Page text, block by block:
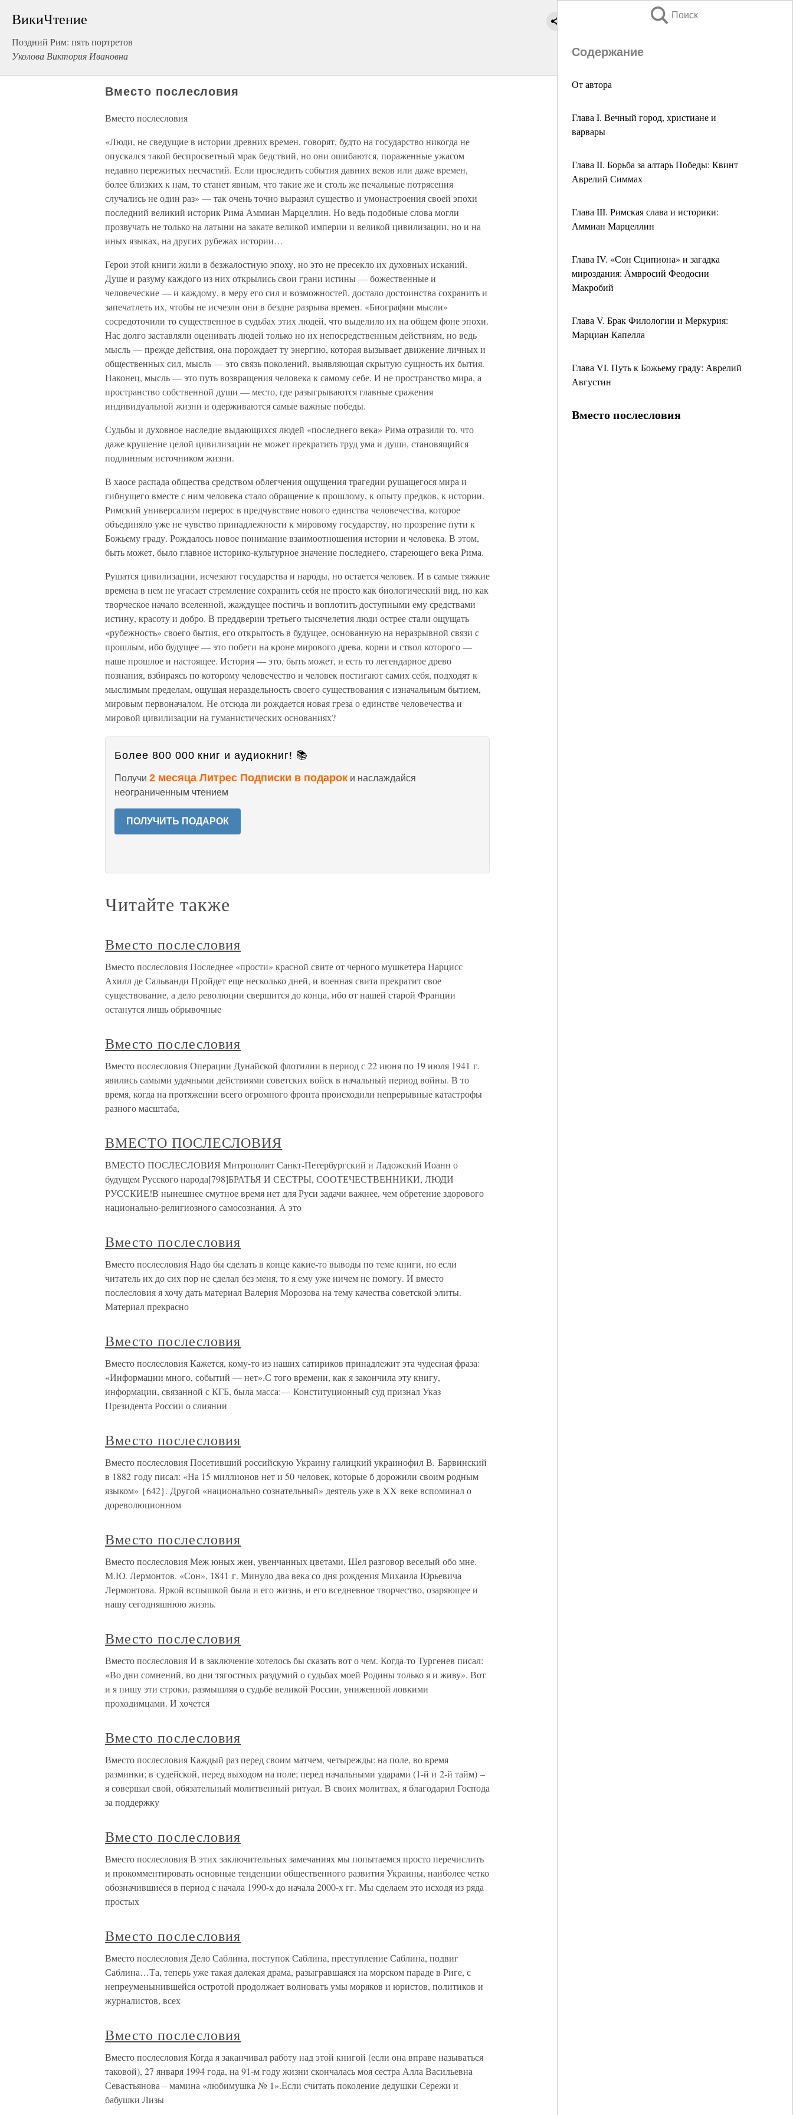
ВикиЧтение
Поздний Рим: пять портретов
Уколова Виктория Ивановна
Поиск
Содержание
От автора
Глава I. Вечный город, христиане и
варвары
Глава II. Борьба за алтарь Победы: Квинт
Аврелий Симмах
Глава III. Римская слава и историки:
Аммиан Марцеллин
Глава IV. «Сон Сципиона» и загадка
мироздания: Амвросий Феодосии
Макробий
Глава V. Брак Филологии и Меркурия:
Марциан Капелла
Глава VI. Путь к Божьему граду: Аврелий
Августин
Вместо послесловия
Вместо послесловия
Вместо послесловия
«Люди, не сведущие в истории древних времен, говорят, будто на государство никогда не
опускался такой беспросветный мрак бедствий, но они ошибаются, пораженные ужасом
недавно пережитых несчастий. Если проследить события давних веков или даже времен,
более близких к нам, то станет явным, что такие же и столь же печальные потрясения
случались не один раз» — так очень точно выразил существо и умонастроения своей эпохи
последний великий историк Рима Аммиан Марцеллин. Но ведь подобные слова могли
прозвучать не только на латыни на закате великой империи и великой цивилизации, но и на
иных языках, на других рубежах истории…
Герои этой книги жили в безжалостную эпоху, но это не пресекло их духовных исканий.
Душе и разуму каждого из них открылись свои грани истины — божественные и
человеческие — и каждому, в меру его сил и возможностей, достало достоинства сохранить и
запечатлеть их, чтобы не исчезли они в бездне разрыва времен. «Биографии мысли»
сосредоточили то существенное в судьбах этих людей, что выделило их на общем фоне эпохи.
Нас долго заставляли оценивать людей только но их непосредственным действиям, но ведь
мысль — прежде действия, она порождает ту энергию, которая вызывает движение личных и
общественных сил, мысль — это связь поколений, выявляющая скрытую сущность их бытия.
Наконец, мысль — это путь возвращения человека к самому себе. И не пространство мира, а
пространство собственной души — место, где разыгрываются главные сражения
индивидуальной жизни и одерживаются самые важные победы.
Судьбы и духовное наследие выдающихся людей «последнего века» Рима отразили то, что
даже крушение целой цивилизации не может прекратить труд ума и души, становящийся
подлинным источником жизни.
В хаосе распада общества средством облегчения ощущения трагедии рушащегося мира и
гибнущего вместе с ним человека стало обращение к прошлому, к опыту предков, к истории.
Римский универсализм перерос в предчувствие нового единства человечества, которое
объединяло уже не чувство принадлежности к мировому государству, но прозрение пути к
Божьему граду. Рождалось новое понимание взаимоотношения истории и человека. В этом,
быть может, было главное историко-культурное значение последнего, стареющего века Рима.
Рушатся цивилизации, исчезают государства и народы, но остается человек. И в самые тяжкие
времена в нем не угасает стремление сохранить себя не просто как биологический вид, но как
творческое начало вселенной, жаждущее постичь и воплотить доступными ему средствами
истину, красоту и добро. В преддверии третьего тысячелетия люди острее стали ощущать
«рубежность» своего бытия, его открытость в будущее, основанную на неразрывной связи с
прошлым, ибо будущее — это побеги на кроне мирового древа, корни и ствол которого —
наше прошлое и настоящее. История — это, быть может, и есть то легендарное древо
познания, взбираясь по которому человечество и человек постигают самих себя, подходят к
мыслимым пределам, ощущая нераздельность своего существования с изначальным бытием,
мировым первоначалом. Не отсюда ли рождается новая греза о единстве человечества и
мировой цивилизации на гуманистических основаниях?
Более 800 000 книг и аудиокниг! 📚
Получи 2 месяца Литрес Подписки в подарок и наслаждайся
неограниченным чтением
ПОЛУЧИТЬ ПОДАРОК
Читайте также
Вместо послесловия
Вместо послесловия Последнее «прости» красной свите от черного мушкетера Нарцисс
Ахилл де Сальванди Пройдет еще несколько дней, и военная свита прекратит свое
существование, а дело революции свершится до конца, ибо от нашей старой Франции
останутся лишь обрывочные
Вместо послесловия
Вместо послесловия Операции Дунайской флотилии в период с 22 июня по 19 июля 1941 г.
явились самыми удачными действиями советских войск в начальный период войны. В то
время, когда на протяжении всего огромного фронта происходили непрерывные катастрофы
разного масштаба,
ВМЕСТО ПОСЛЕСЛОВИЯ
ВМЕСТО ПОСЛЕСЛОВИЯ Митрополит Санкт-Петербургский и Ладожский Иоанн о
будущем Русского народа[798]БРАТЬЯ И СЕСТРЫ, СООТЕЧЕСТВЕННИКИ, ЛЮДИ
РУССКИЕ!В нынешнее смутное время нет для Руси задачи важнее, чем обретение здорового
национально-религиозного самосознания. А это
Вместо послесловия
Вместо послесловия Надо бы сделать в конце какие-то выводы по теме книги, но если
читатель их до сих пор не сделал без меня, то я ему уже ничем не помогу. И вместо
послесловия я хочу дать материал Валерия Морозова на тему качества советской элиты.
Материал прекрасно
Вместо послесловия
Вместо послесловия Кажется, кому-то из наших сатириков принадлежит эта чудесная фраза:
«Информации много, событий — нет».С того времени, как я закончила эту книгу,
информации, связанной с КГБ, была масса:— Конституционный суд признал Указ
Президента России о слиянии
Вместо послесловия
Вместо послесловия Посетивший российскую Украину галицкий украинофил В. Барвинский
в 1882 году писал: «На 15 миллионов нет и 50 человек, которые б дорожили своим родным
языком» {642}. Другой «национально сознательный» деятель уже в XX веке вспоминал о
дореволюционном
Вместо послесловия
Вместо послесловия Меж юных жен, увенчанных цветами, Шел разговор веселый обо мне.
М.Ю. Лермонтов. «Сон», 1841 г. Минуло два века со дня рождения Михаила Юрьевича
Лермонтова. Яркой вспышкой была и его жизнь, и его вседневное творчество, озаряющее и
нашу сегодняшнюю жизнь.
Вместо послесловия
Вместо послесловия И в заключение хотелось бы сказать вот о чем. Когда-то Тургенев писал:
«Во дни сомнений, во дни тягостных раздумий о судьбах моей Родины только я и живу». Вот
и я пишу эти строки, размышляя о судьбе великой России, униженной ловкими
проходимцами. И хочется
Вместо послесловия
Вместо послесловия Каждый раз перед своим матчем, четырежды: на поле, во время
разминки; в судейской, перед выходом на поле; перед начальными ударами (1-й и 2-й тайм) –
я совершал свой, обязательный молитвенный ритуал. В своих молитвах, я благодарил Господа
за поддержку
Вместо послесловия
Вместо послесловия В этих заключительных замечаниях мы попытаемся просто перечислить
и прокомментировать основные тенденции общественного развития Украины, наиболее четко
обозначившиеся в период с начала 1990-х до начала 2000-х гг. Мы сделаем это исходя из ряда
простых
Вместо послесловия
Вместо послесловия Дело Саблина, поступок Саблина, преступление Саблина, подвиг
Саблина…Та, теперь уже такая далекая драма, разыгравшаяся на морском параде в Риге, с
непреуменынившейся остротой продолжает волновать умы моряков и юристов, политиков и
журналистов, всех
Вместо послесловия
Вместо послесловия Когда я заканчивал работу над этой книгой (если она вправе называться
таковой), 27 января 1994 года, на 91-м году жизни скончалась моя сестра Алла Васильевна
Севастьянова – мамина «любимушка № 1».Если считать поколение дедушки Сережи и
бабушки Лизы